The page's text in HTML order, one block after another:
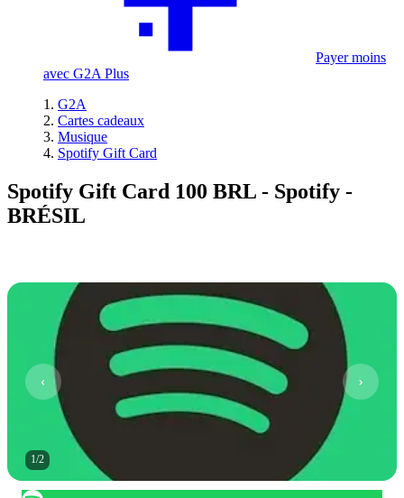
Payer moins
avec G2A Plus
G2A
Cartes cadeaux
Musique
Spotify Gift Card
Spotify Gift Card 100 BRL - Spotify -
BRÉSIL
1/2